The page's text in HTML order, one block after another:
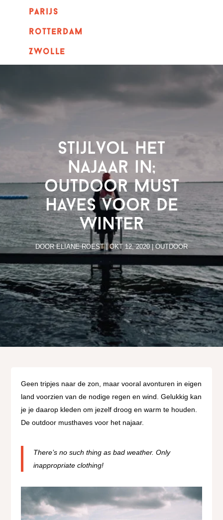
parijs
rotterdam
Zwolle
Stijlvol het
najaar in;
outdoor must
haves voor de
winter
DOORELIANE ROEST|OKT 12, 2020 |OUTDOOR
Geen tripjes naar de zon, maar vooral avonturen in eigen
land voorzien van de nodige regen en wind. Gelukkig kan
je je daarop kleden om jezelf droog en warm te houden.
De outdoor musthaves voor het najaar.
There’s no such thing as bad weather. Only
inappropriate clothing!